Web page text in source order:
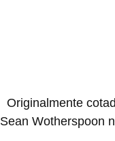
Sean Wotherspoon